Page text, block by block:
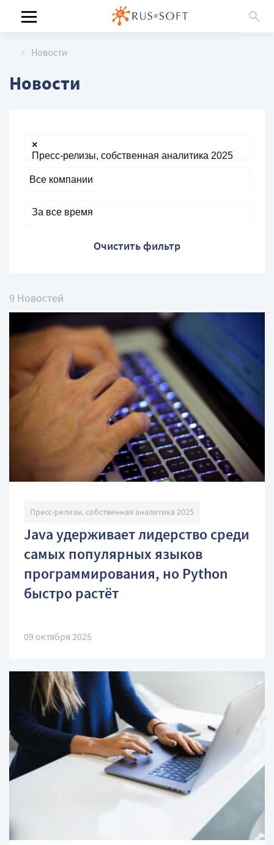
Новости
Новости
×
Пресс-релизы, собственная аналитика 2025
За все время
Очистить фильтр
9 Новостей
Пресс-релизы, собственная аналитика 2025
Java удерживает лидерство среди
самых популярных языков
программирования, но Python
быстро растёт
09 октября 2025